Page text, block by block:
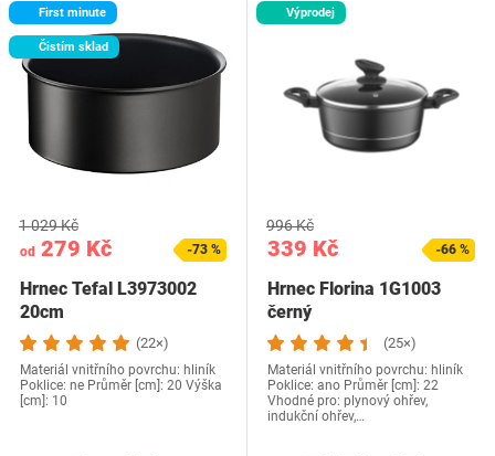
First minute
Čistím sklad
od 279 Kč
1 029 Kč
-73 %
Hrnec Tefal L3973002
20cm
(22×)
Materiál vnitřního povrchu: hliník
Poklice: ne Průměr [cm]: 20 Výška
[cm]: 10
Výprodej
339 Kč
996 Kč
-66 %
Hrnec Florina 1G1003
černý
(25×)
Materiál vnitřního povrchu: hliník
Poklice: ano Průměr [cm]: 22
Vhodné pro: plynový ohřev,
indukční ohřev,…